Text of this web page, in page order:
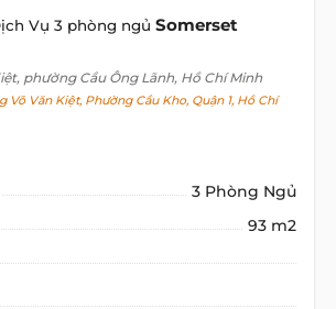
Vụ 3 phòng ngủ Somerset
, phường Cầu Ông Lãnh, Hồ Chí Minh
Võ Văn Kiệt, Phường Cầu Kho, Quận 1, Hồ Chí
3 Phòng Ngủ
93 m2